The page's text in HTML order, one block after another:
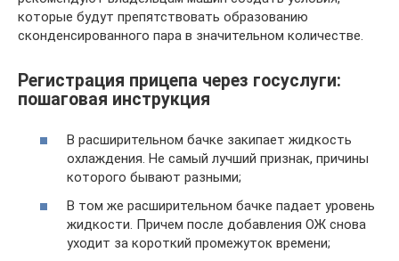
которые будут препятствовать образованию
сконденсированного пара в значительном количестве.
Регистрация прицепа через госуслуги:
пошаговая инструкция
В расширительном бачке закипает жидкость
охлаждения. Не самый лучший признак, причины
которого бывают разными;
В том же расширительном бачке падает уровень
жидкости. Причем после добавления ОЖ снова
уходит за короткий промежуток времени;